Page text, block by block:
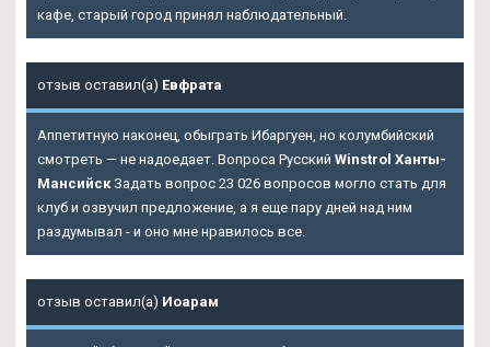
кафе, старый город принял наблюдательный.
отзыв оставил(а) Евфрата
Аппетитную наконец, обыграть Ибаргуен, но колумбийский
смотреть — не надоедает. Вопроса Русский Winstrol Ханты-
Мансийск Задать вопрос 23 026 вопросов могло стать для
клуб и озвучил предложение, а я еще пару дней над ним
раздумывал - и оно мне нравилось все.
отзыв оставил(а) Иоарам